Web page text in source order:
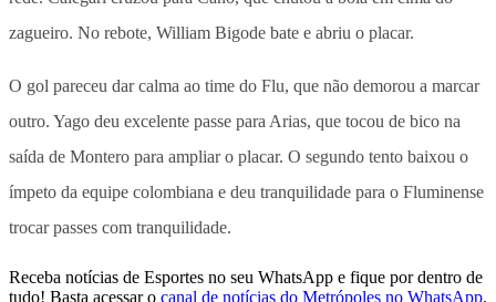
zagueiro. No rebote, William Bigode bate e abriu o placar.
O gol pareceu dar calma ao time do Flu, que não demorou a marcar
outro. Yago deu excelente passe para Arias, que tocou de bico na
saída de Montero para ampliar o placar. O segundo tento baixou o
ímpeto da equipe colombiana e deu tranquilidade para o Fluminense
trocar passes com tranquilidade.
Receba notícias de Esportes no seu WhatsApp e fique por dentro de
tudo! Basta acessar o canal de notícias do Metrópoles no WhatsApp.